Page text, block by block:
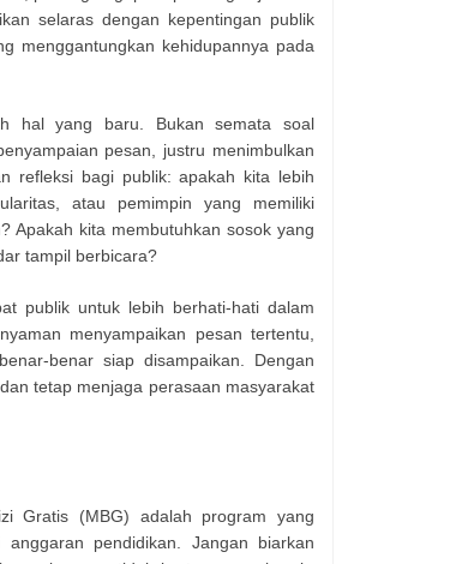
selaras dengan kepentingan publik
menggantungkan kehidupannya pada
hal yang baru. Bukan semata soal
pesan, justru menimbulkan
refleksi bagi publik: apakah kita lebih
atau pemimpin yang memiliki
Apakah kita membutuhkan sosok yang
tampil berbicara?
publik untuk lebih berhati-hati dalam
menyampaikan pesan tertentu,
benar siap disampaikan. Dengan
tetap menjaga perasaan masyarakat
Gratis (MBG) adalah program yang
pendidikan. Jangan biarkan